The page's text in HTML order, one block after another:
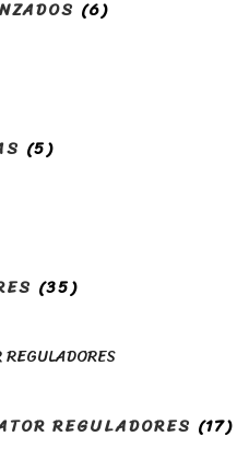
(6)
(5)
(35)
REGULADORES (17)